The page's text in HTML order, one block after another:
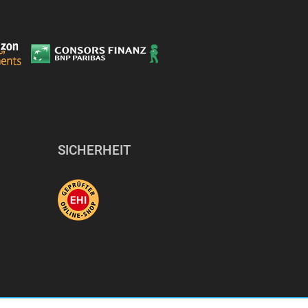
SICHERHEIT